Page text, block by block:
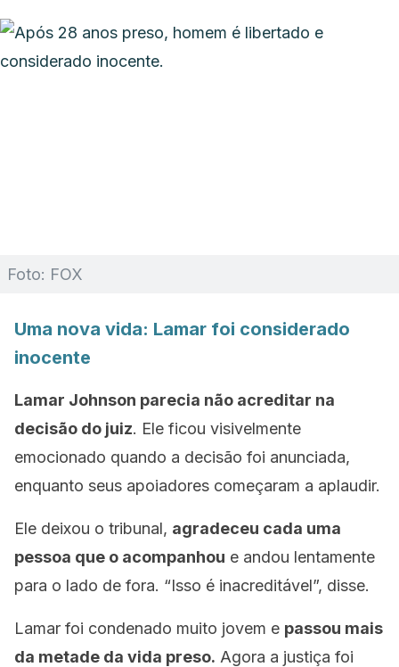
Foto: FOX
Uma nova vida: Lamar foi considerado
inocente
Lamar Johnson parecia não acreditar na
decisão do juiz. Ele ficou visivelmente
emocionado quando a decisão foi anunciada,
enquanto seus apoiadores começaram a aplaudir.
Ele deixou o tribunal, agradeceu cada uma
pessoa que o acompanhou e andou lentamente
para o lado de fora. “Isso é inacreditável”, disse.
Lamar foi condenado muito jovem e passou mais
da metade da vida preso. Agora a justiça foi